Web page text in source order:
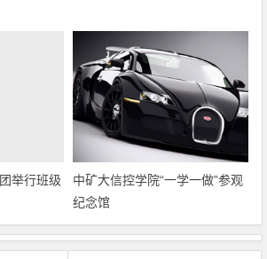
中矿大信控学院“一学一做”参观
纪念馆